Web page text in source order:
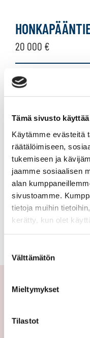
Tämä sivusto
Käytämme evästeitä
räätälöimiseen,
tukemiseen ja
jaamme sosiaalisen
alan
sivustoamme.
tietoja muihin
kerätty, kun olet
valinta
Välttämätön
Mieltymykset
Tilastot
mökki
tai
huvila,
lomaosake
20 000 €
Suomi Hartola
Mökki tai huvila 1956
114 000 €
Suomi Hartola Hara
Mökki tai huvila
2h + rantasauna